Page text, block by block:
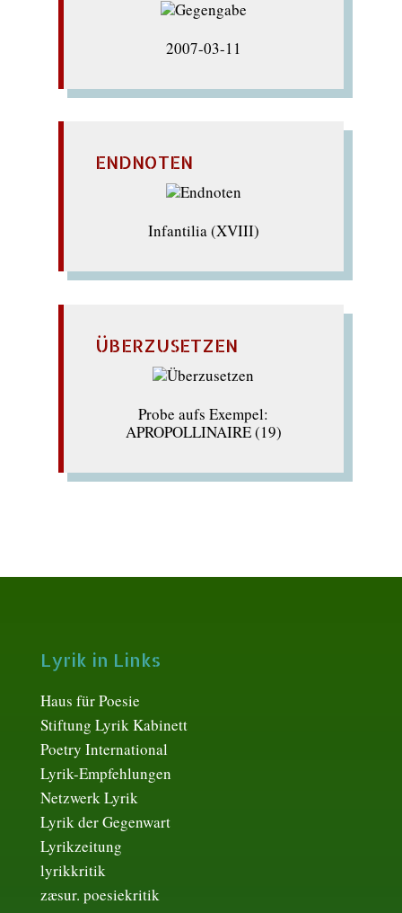
2007-03-11
ENDNOTEN
Infantilia (XVIII)
ÜBERZUSETZEN
Probe aufs Exempel:
APROPOLLINAIRE (19)
Lyrik in Links
Haus für Poesie
Stiftung Lyrik Kabinett
Poetry International
Lyrik-Empfehlungen
Netzwerk Lyrik
Lyrik der Gegenwart
Lyrikzeitung
lyrikkritik
zæsur. poesiekritik